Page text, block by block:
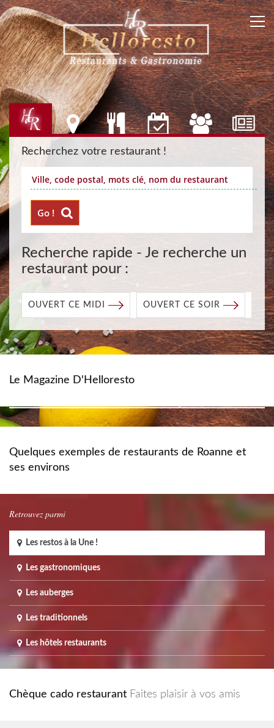
Recherchez votre restaurant !
Go !
Recherche rapide - Je recherche un
restaurant pour :
OUVERT CE MIDI OUVERT CE SOIR
Le Magazine D'Helloresto
Quelques exemples de restaurants de Roanne et
ses environs
Retrouvez parmi
Les restos à la Une !
Les gastronomiques
Les auberges
Les traditionnels
Les hôtels restaurants
Chèque cado restaurant Faites plaisir à vos amis